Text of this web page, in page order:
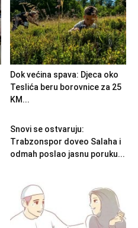
Dok većina spava: Djeca oko
Teslića beru borovnice za 25
KM...
Snovi se ostvaruju:
Trabzonspor doveo Salaha i
odmah poslao jasnu poruku...